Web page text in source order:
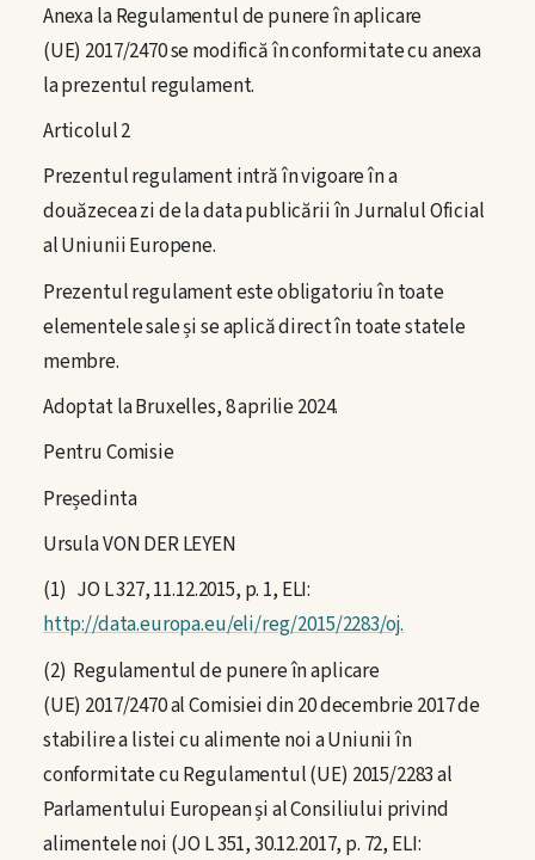
Anexa la Regulamentul de punere în aplicare
(UE) 2017/2470 se modifică în conformitate cu anexa
la prezentul regulament.
Articolul 2
Prezentul regulament intră în vigoare în a
douăzecea zi de la data publicării înJurnalul Oficial
al Uniunii Europene.
Prezentul regulament este obligatoriu în toate
elementele sale și se aplică direct în toate statele
membre.
Adoptat la Bruxelles, 8 aprilie 2024.
Pentru Comisie
Președinta
Ursula VON DER LEYEN
(1) JO L 327, 11.12.2015, p. 1, ELI:
http://data.europa.eu/eli/reg/2015/2283/oj.
(2) Regulamentul de punere în aplicare
(UE) 2017/2470 al Comisiei din 20 decembrie 2017 de
stabilire a listei cu alimente noi a Uniunii în
conformitate cu Regulamentul (UE) 2015/2283 al
Parlamentului European și al Consiliului privind
alimentele noi (JO L 351, 30.12.2017, p. 72, ELI: